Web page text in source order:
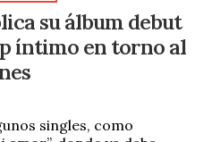
su álbum debut
íntimo en torno al
singles, como